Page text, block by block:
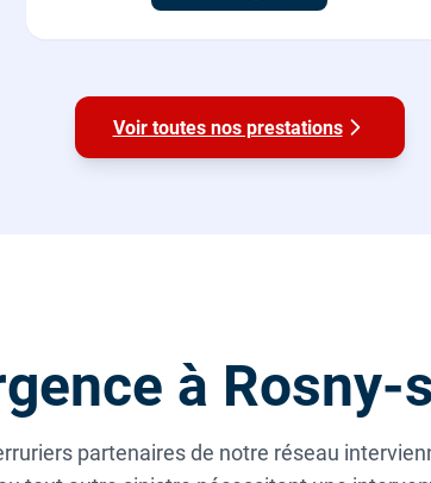
Voir toutes nos prestations
à
partenaires de notre réseau